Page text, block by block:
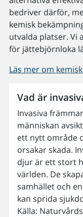
bedriver därför,
kemisk
utvalda platser. Vi
för jättebjörnloka
Läs mer om
Vad är
Invasiva
människan
ett nytt område
orsakar skada.
djur är ett stort
världen. De
samhället och
kan sprida
Källa: